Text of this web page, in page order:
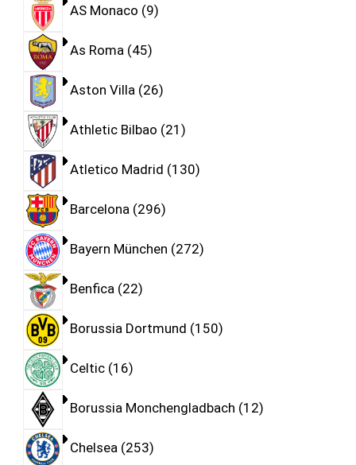
AS Monaco 9
As Roma 45
Aston Villa 26
Athletic Bilbao 21
Atletico Madrid 130
Barcelona 296
Bayern München 272
Benfica 22
Borussia Dortmund 150
Celtic 16
Borussia Monchengladbach 12
Chelsea 253